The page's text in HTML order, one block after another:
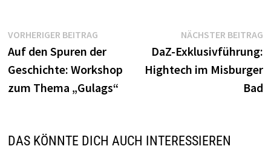
Beitragsnavigation
VORHERIGER BEITRAGVorheriger
Beitrag:
Auf den Spuren der
Geschichte: Workshop
zum Thema „Gulags“
NÄCHSTER BEITRAG
DaZ-Exklusivführung:
Hightech im Misburger
Bad
DAS KÖNNTE DICH AUCH INTERESSIEREN